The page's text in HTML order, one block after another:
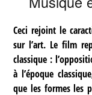
Ceci rejoint le
sur l’art. Le film
classique :
à l’époque
que les formes les